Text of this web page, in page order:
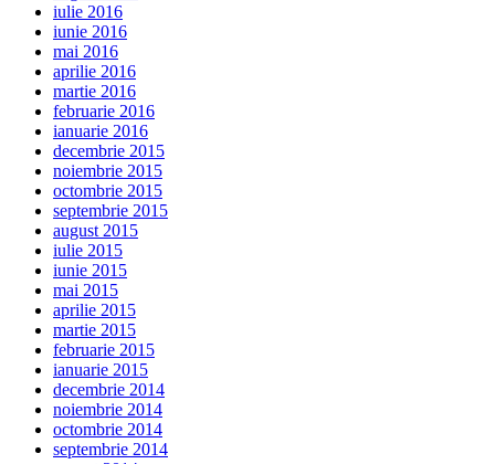
iulie 2016
iunie 2016
mai 2016
aprilie 2016
martie 2016
februarie 2016
ianuarie 2016
decembrie 2015
noiembrie 2015
octombrie 2015
septembrie 2015
august 2015
iulie 2015
iunie 2015
mai 2015
aprilie 2015
martie 2015
februarie 2015
ianuarie 2015
decembrie 2014
noiembrie 2014
octombrie 2014
septembrie 2014